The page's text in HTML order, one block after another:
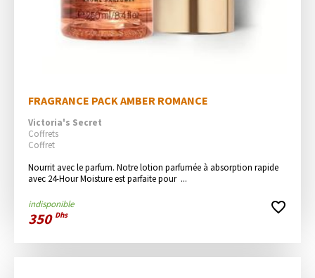
FRAGRANCE PACK AMBER ROMANCE
Victoria's Secret
Coffrets
Coffret
Nourrit avec le parfum. Notre lotion parfumée à absorption rapide
avec 24-Hour Moisture est parfaite pour  ...
indisponible
350 Dhs favorite_border